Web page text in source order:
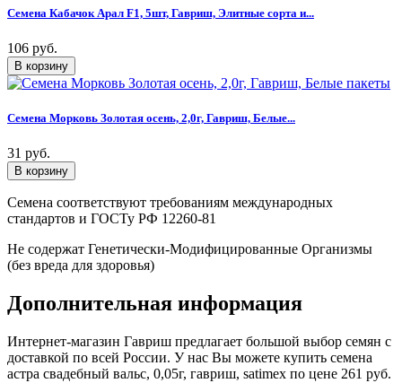
Семена Кабачок Арал F1, 5шт, Гавриш, Элитные сорта и...
106 руб.
Семена Морковь Золотая осень, 2,0г, Гавриш, Белые...
31 руб.
Семена соответствуют требованиям международных
стандартов и ГОСТу РФ 12260-81
Не содержат Генетически-Модифицированные Организмы
(без вреда для здоровья)
Дополнительная информация
Интернет-магазин Гавриш предлагает большой выбор семян с
доставкой по всей России. У нас Вы можете купить семена
астра свадебный вальс, 0,05г, гавриш, satimex по цене 261 руб.